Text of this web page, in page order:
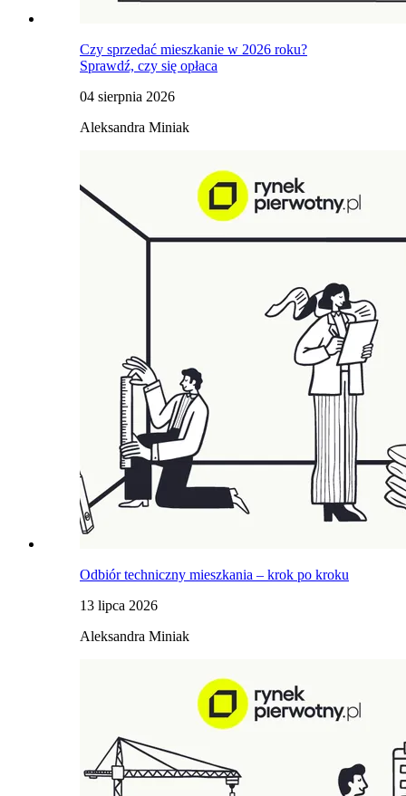
Czy sprzedać mieszkanie w 2026 roku?
Sprawdź, czy się opłaca
04 sierpnia 2026
Aleksandra Miniak
Odbiór techniczny mieszkania – krok po kroku
13 lipca 2026
Aleksandra Miniak